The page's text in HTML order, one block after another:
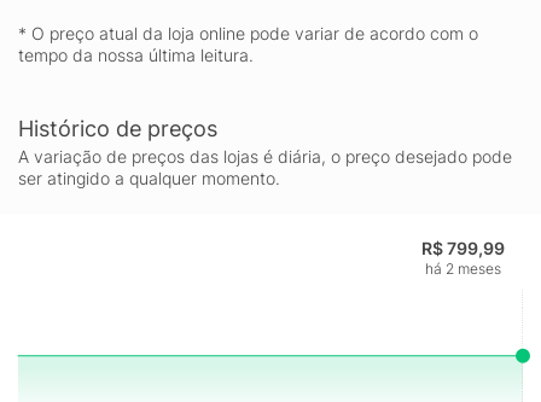
* O preço atual da loja online pode variar de acordo com o
tempo da nossa última leitura.
Histórico de preços
A variação de preços das lojas é diária, o preço desejado pode
ser atingido a qualquer momento.
R$ 799,99
há 2 meses